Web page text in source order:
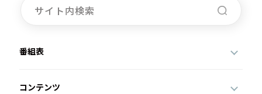
番組表
コンテンツ